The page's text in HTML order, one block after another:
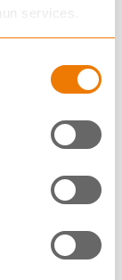
services.
gentherapie.